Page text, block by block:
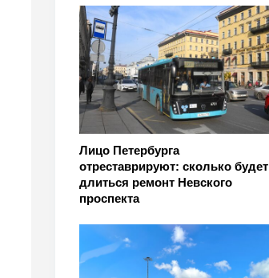
Лицо Петербурга
отреставрируют: сколько будет
длиться ремонт Невского
проспекта